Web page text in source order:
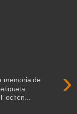
›
memoria de